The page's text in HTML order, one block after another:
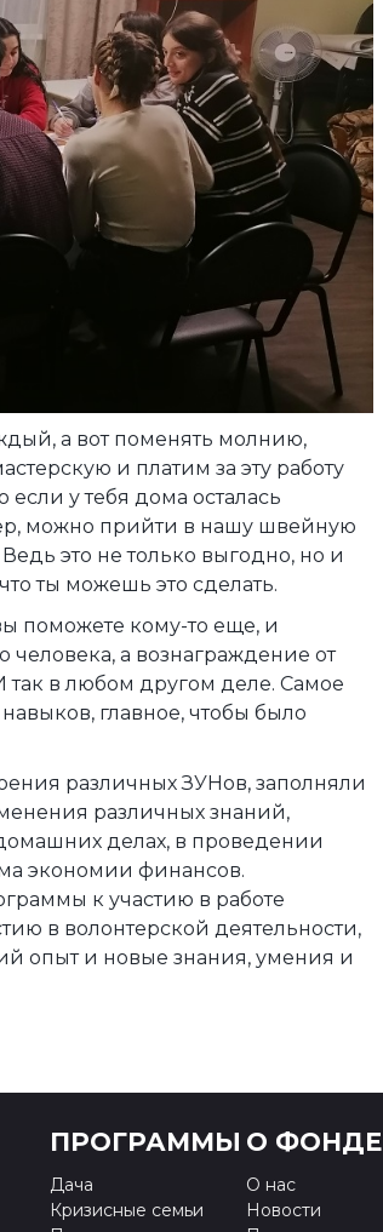
а вот поменять молнию,
и платим за эту работу
у тебя дома осталась
можно прийти в нашу швейную
это не только выгодно, но и
ты можешь это сделать.
поможете кому-то еще, и
человека, а вознаграждение от
в любом другом деле. Самое
главное, чтобы было
различных ЗУНов, заполняли
различных знаний,
делах, в проведении
экономии финансов.
к участию в работе
в волонтерской деятельности,
опыт и новые знания, умения и
ПРОГРАММЫ
Дача
Кризисные семьи
О ФОНДЕ
О нас
Новости